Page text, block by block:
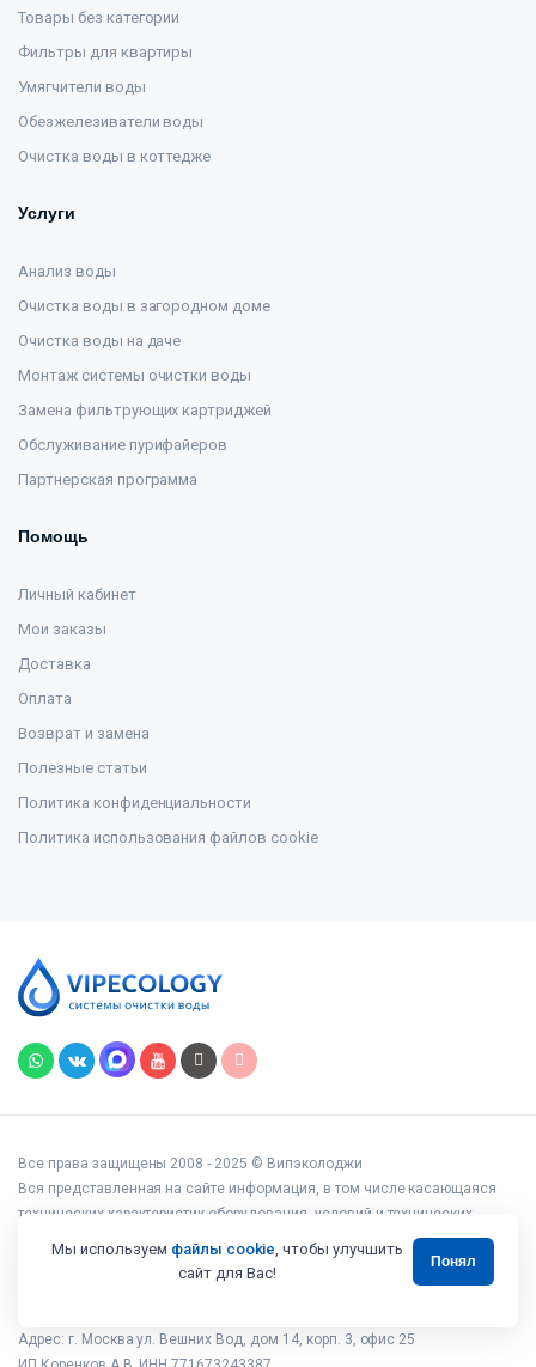
Товары без категории
Фильтры для квартиры
Умягчители воды
Обезжелезиватели воды
Очистка воды в коттедже
Услуги
Анализ воды
Очистка воды в загородном доме
Очистка воды на даче
Монтаж системы очистки воды
Замена фильтрующих картриджей
Обслуживание пурифайеров
Партнерская программа
Помощь
Личный кабинет
Мои заказы
Доставка
Оплата
Возврат и замена
Полезные статьи
Политика конфиденциальности
Политика использования файлов cookie
Все права защищены 2008 - 2025 © Випэколоджи
Вся представленная на сайте информация, в том числе касающаяся
технических характеристик оборудования, условий и технических
возможностей подключения, наличия на складе, стоимости товаров и
услуг, носит информационный характер и ни при каких условиях не
является публичной офертой, определяемой положениями статьи 437
Адрес: г. Москва ул. Вешних Вод, дом 14, корп. 3, офис 25
Мы используем файлы cookie, чтобы улучшить
сайт для Вас!
Понял